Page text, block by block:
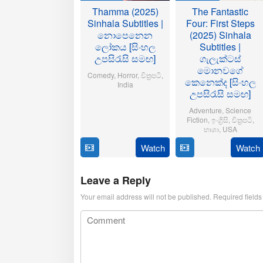
Thamma (2025)
Sinhala Subtitles |
නොපෙනෙන
ලෝකය [සිංහල
උපසිරැසි සමඟ]
Comedy, Horror, චිත්‍රපටි
India
Watch
The Fantastic
Four: First Steps
(2025) Sinhala
Subtitles |
ගැලැක්ටස්
මොනවගේ
කෙනෙක්ද [සිංහල
උපසිරැසි සමඟ]
Adventure Science
Fiction ඉංග්‍රිසි චිත්‍රපටි
භාශා, USA
Jul
Matt
Shakman
Watch
Leave a Reply
Your email address will not be published. Required